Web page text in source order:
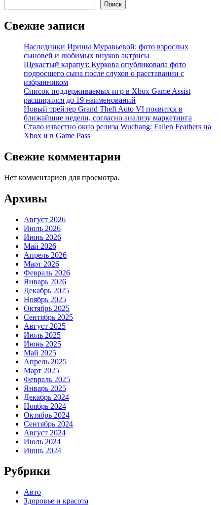
Поиск
Свежие записи
Наследники Ирины Муравьевой: фото взрослых
сыновей и любимых внуков актрисы
Щекастый карапуз: Куркова опубликовала фото
подросшего сына после слухов о расставании с
избранником
Список поддерживаемых игр в Xbox Game Assist
расширился до 19 наименований
Новый трейлер Grand Theft Auto VI появится в
ближайшие недели, согласно анализу маркетинга
Стало известно окно релиза Wuchang: Fallen Feathers на
Xbox и в Game Pass
Свежие комментарии
Нет комментариев для просмотра.
Архивы
Август 2026
Июль 2026
Июнь 2026
Май 2026
Апрель 2026
Март 2026
Февраль 2026
Январь 2026
Декабрь 2025
Ноябрь 2025
Октябрь 2025
Сентябрь 2025
Август 2025
Июль 2025
Июнь 2025
Май 2025
Апрель 2025
Март 2025
Февраль 2025
Январь 2025
Декабрь 2024
Ноябрь 2024
Октябрь 2024
Сентябрь 2024
Август 2024
Июль 2024
Июнь 2024
Рубрики
Авто
Здоровье и красота